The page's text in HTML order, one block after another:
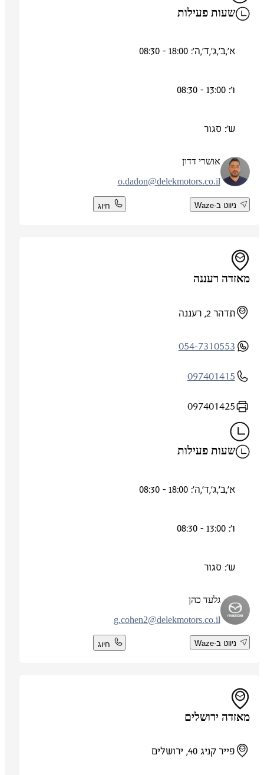
שעות פעילות
א',ב',ג',ד',ה': 18:00 - 08:30
ש': סגור
אושרי דדון
o.dadon@delekmotors.co.il
ניווט ב-Waze חיוג
מאזדה רעננה
תדהר 2, רעננה
054-7310553
097401415
097401425
שעות פעילות
א',ב',ג',ד',ה': 18:00 - 08:30
ש': סגור
גלעד כהן
g.cohen2@delekmotors.co.il
ניווט ב-Waze חיוג
מאזדה ירושלים
פייר קניג 40, ירושלים